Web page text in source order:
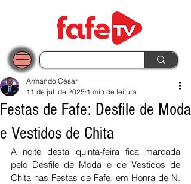
Festas de Fafe: Desfile de Moda
e Vestidos de Chita
Armando César
11 de jul. de 2025 1 min de leitura
A noite desta quinta-feira fica marcada
pelo Desfile de Moda e de Vestidos de
Chita nas Festas de Fafe, em Honra de N.